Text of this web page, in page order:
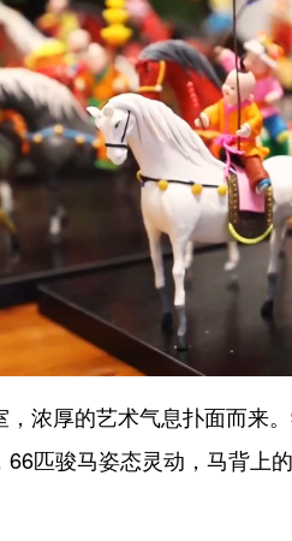
厚的艺术气息扑面而来
匹骏马姿态灵动，马背上